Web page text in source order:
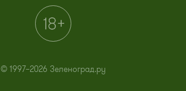
© 1997–2026 Зеленоград.ру